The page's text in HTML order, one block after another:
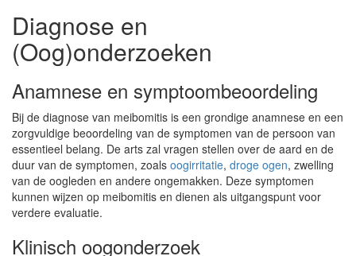
Diagnose en
(Oog)onderzoeken
Anamnese en symptoombeoordeling
Bij de diagnose van meibomitis is een grondige anamnese en een
zorgvuldige beoordeling van de symptomen van de persoon van
essentieel belang. De arts zal vragen stellen over de aard en de
duur van de symptomen, zoals oogirritatie, droge ogen, zwelling
van de oogleden en andere ongemakken. Deze symptomen
kunnen wijzen op meibomitis en dienen als uitgangspunt voor
verdere evaluatie.
Klinisch oogonderzoek